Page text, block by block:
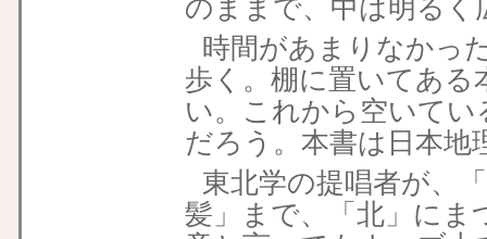
のままで、中は明る
時間があまりなかっ
歩く。棚に置いてある
い。これから空いて
だろう。本書は日本地
東北学の提唱者が、
髪」まで、「北」にま